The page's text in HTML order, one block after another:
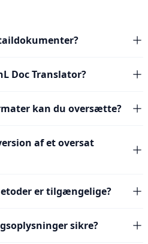
Doc Translator?
kan du oversætte?
af et oversat
er tilgængelige?
sikre?